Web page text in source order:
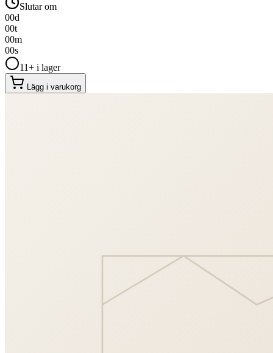
Slutar om
00d
00t
00m
00s
11+ i lager
Lägg i varukorg